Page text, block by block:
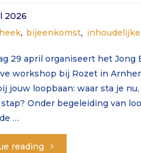
2026
, bijeenkomst,
29 april organiseert het
workshop bij Rozet in
jouw loopbaan: waar sta je
Onder begeleiding van
…
reading"Workshop: